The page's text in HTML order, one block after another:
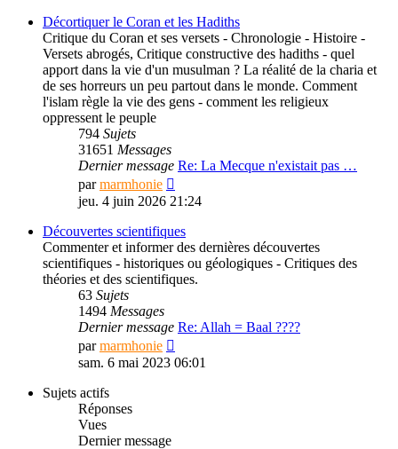
message
Décortiquer le Coran et les Hadiths
Critique du Coran et ses versets - Chronologie - Histoire -
Versets abrogés, Critique constructive des hadiths - quel
apport dans la vie d'un musulman ? La réalité de la charia et
de ses horreurs un peu partout dans le monde. Comment
l'islam règle la vie des gens - comment les religieux
oppressent le peuple
794 Sujets
31651 Messages
Dernier message Re: La Mecque n'existait pas …
parmarmhonie
le
message
jeu. 4 juin 2026 21:24
Découvertes scientifiques
Commenter et informer des dernières découvertes
scientifiques - historiques ou géologiques - Critiques des
théories et des scientifiques.
63 Sujets
1494 Messages
Dernier message Re: Allah = Baal ????
parmarmhonie
le
sam. 6 mai 2023 06:01
Sujets actifs
Réponses
Vues
Dernier message